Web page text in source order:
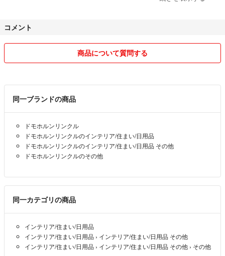
気持ちのよいお取引きができるよう、心がけます！
コメント
商品について質問する
同一ブランドの商品
ドモホルンリンクル
ドモホルンリンクルのインテリア/住まい/日用品
ドモホルンリンクルのインテリア/住まい/日用品 その他
ドモホルンリンクルのその他
同一カテゴリの商品
インテリア/住まい/日用品
インテリア/住まい/日用品 › インテリア/住まい/日用品 その他
インテリア/住まい/日用品 › インテリア/住まい/日用品 その他 › その他